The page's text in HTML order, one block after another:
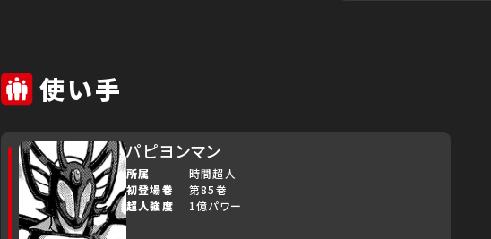
使い手
パピヨンマン
所属
時間超人
初登場巻
第85巻
超人強度
1億パワー